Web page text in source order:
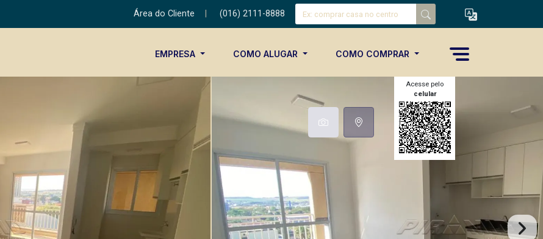
Área do Cliente (016) 2111-8888
EMPRESA COMO ALUGAR COMO COMPRAR
Acesse pelo
celular